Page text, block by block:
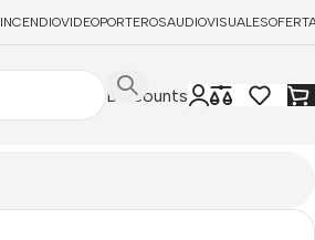
INCENDIOVIDEOPORTEROSAUDIOVISUALES
Discounts